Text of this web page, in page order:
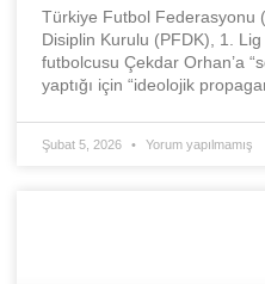
Türkiye Futbol Federasyonu
Disiplin Kurulu (PFDK), 1.
futbolcusu Çekdar Orhan’a
yaptığı için “ideolojik
Şubat 5, 2026 Yorum yapılmamış